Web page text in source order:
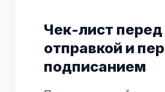
Чек-лист перед
отправкой и
подписанием